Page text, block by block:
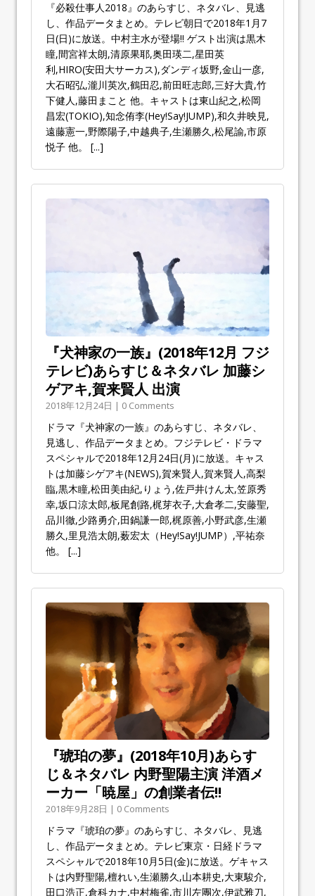
『必殺仕事人2018』のあらすじ、ネタバレ、見逃
し、作品データまとめ。テレビ朝日で2018年1月7
日(日)に放送。中村主水が登場!! ゲスト出演は黒木
瞳,間宮祥太朗,清原果耶,奥田瑛二,星田英
利,HIRO(安田大サーカス),ダンディ坂野,金山一彦,
大石昭弘,瀧川英次,鶴田忍,前田旺志郎,三好大貴,竹
下健人,藤田まこと 他。キャストは東山紀之,松岡
昌宏(TOKIO),知念侑李(Hey!Say!JUMP),和久井映見,
遠藤憲一,野際陽子,中越典子,生瀬勝久,松尾諭,市原
悦子 他。 [...]
『犬神家の一族』(2018年12月 フジ
テレビ)あらすじ＆ネタバレ 加藤シ
ゲアキ,賀来賢人 出演
2018年12月24日 | 0 Comments
ドラマ『犬神家の一族』のあらすじ、ネタバレ、
見逃し、作品データまとめ。フジテレビ・ドラマ
スペシャルで2018年12月24日(月)に放送。キャス
トは加藤シゲアキ(NEWS),賀来賢人,賀来賢人,高梨
臨,黒木瞳,松田美由紀,りょう,佐戸井けん太,笠原秀
幸,坂口涼太郎,板尾創路,梶芽衣子,大倉孝二,安藤聖,
品川徹,少路勇介,田鍋謙一郎,梶原善,小野武彦,生瀬
勝久,里見浩太朗,薮宏太（Hey!Say!JUMP）,平祐奈
他。 [...]
『琥珀の夢』(2018年10月)あらす
じ＆ネタバレ 内野聖陽主演 洋酒メ
ーカー「暁屋」の創業者伝!!
2018年9月28日 | 0 Comments
ドラマ『琥珀の夢』のあらすじ、ネタバレ、見逃
し、作品データまとめ。テレビ東京・日経ドラマ
スペシャルで2018年10月5日(金)に放送。ゲキャス
トは内野聖陽,檀れい,生瀬勝久,山本耕史,大東駿介,
田口浩正,倉科カナ,中村梅雀,市川左團次,伊武雅刀,